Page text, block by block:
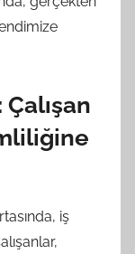
iş